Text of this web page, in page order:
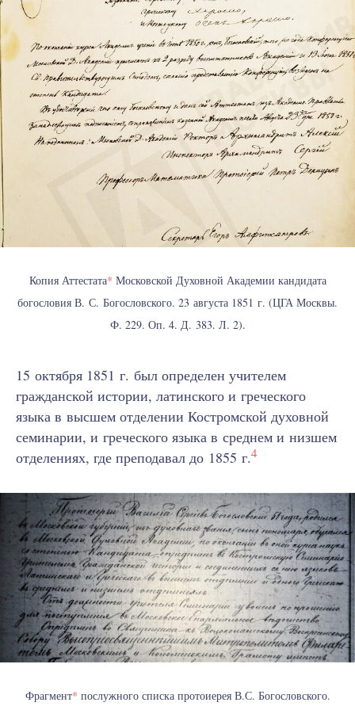
Копия Аттестата* Московской Духовной Академии кандидата
богословия В. С. Богословского. 23 августа 1851 г. (ЦГА Москвы.
Ф. 229. Оп. 4. Д. 383. Л. 2).
15 октября 1851 г. был определен учителем
гражданской истории, латинского и греческого
языка в высшем отделении Костромской духовной
семинарии, и греческого языка в среднем и низшем
отделениях, где преподавал до 1855 г.4
Фрагмент* послужного списка протоиерея В.С. Богословского.